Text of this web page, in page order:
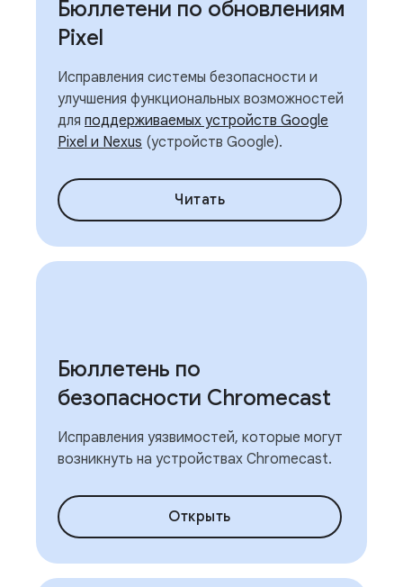
Бюллетени по обновлениям
Pixel
Исправления системы безопасности и
улучшения функциональных возможностей
для поддерживаемых устройств Google
Pixel и Nexus (устройств Google).
Читать
Бюллетень по
безопасности Chromecast
Исправления уязвимостей, которые могут
возникнуть на устройствах Chromecast.
Открыть